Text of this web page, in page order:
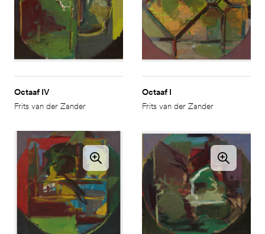
Octaaf IV
Frits van der Zander
Octaaf I
Frits van der Zander